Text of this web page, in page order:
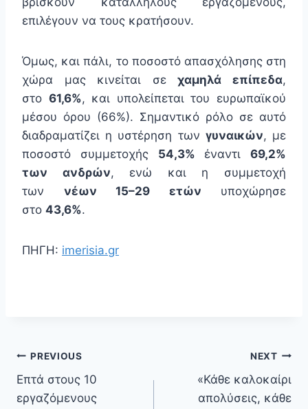
επιλέγουν να τους κρατήσουν.
Όμως, και πάλι, το ποσοστό απασχόλησης στη
χώρα μας κινείται σεχαμηλά επίπεδα,
στο 61,6%, και υπολείπεται του ευρωπαϊκού
μέσου όρου (66%). Σημαντικό ρόλο σε αυτό
διαδραματίζει η υστέρηση των γυναικών, με
ποσοστό συμμετοχής 54,3% έναντι 69,2%
των ανδρών, ενώ και η συμμετοχή
των νέων 15–29 ετών υποχώρησε
στο 43,6%.
ΠΗΓΗ: imerisia.gr
PREVIOUS
Επτά στους 10
εργαζόμενους
NEXT
«Κάθε καλοκαίρι
απολύσεις, κάθε